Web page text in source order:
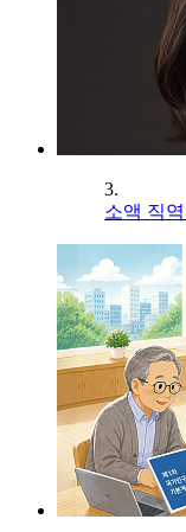
3.
소액 직